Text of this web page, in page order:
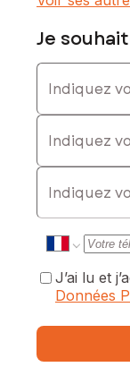
0612776558,
commercial
Je
Indiquez
Indiquez
E-mail
J’ai lu et
Données